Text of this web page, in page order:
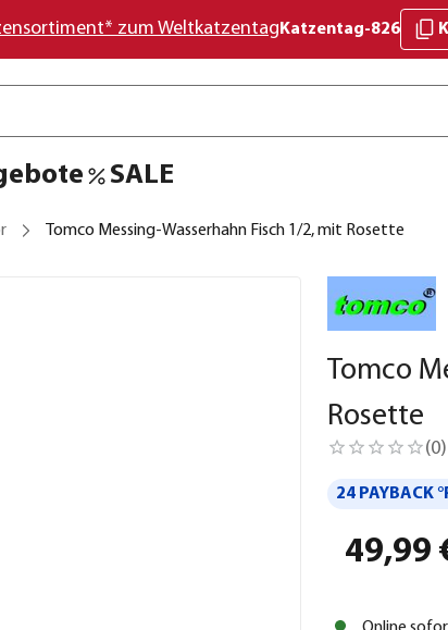
zum Weltkatzentag Katzentag-826
SALE
Tomco Messing-Wasserhahn Fisch 1/2, mit Rosette
Tomco
Rosette
(0)
24 PAYBACK
49,99